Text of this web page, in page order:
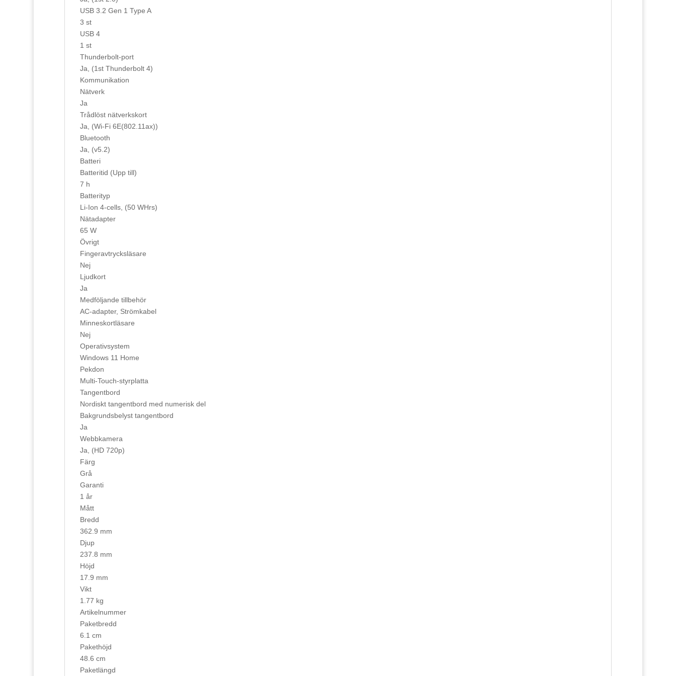
USB 3.2 Gen 1 Type A
3 st
USB 4
1 st
Thunderbolt-port
Ja, (1st Thunderbolt 4)
Kommunikation
Nätverk
Ja
Trådlöst nätverkskort
Ja, (Wi-Fi 6E(802.11ax))
Bluetooth
Ja, (v5.2)
Batteri
Batteritid (Upp till)
7 h
Batterityp
Li-Ion 4-cells, (50 WHrs)
Nätadapter
65 W
Övrigt
Fingeravtrycksläsare
Nej
Ljudkort
Ja
Medföljande tillbehör
AC-adapter, Strömkabel
Minneskortläsare
Nej
Operativsystem
Windows 11 Home
Pekdon
Multi-Touch-styrplatta
Tangentbord
Nordiskt tangentbord med numerisk del
Bakgrundsbelyst tangentbord
Ja
Webbkamera
Ja, (HD 720p)
Färg
Grå
Garanti
1 år
Mått
Bredd
362.9 mm
Djup
237.8 mm
Höjd
17.9 mm
Vikt
1.77 kg
Artikelnummer
Paketbredd
6.1 cm
Pakethöjd
48.6 cm
Paketlängd